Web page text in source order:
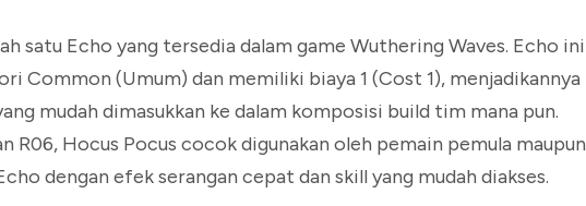
satu Echo yang tersedia dalam game Wuthering Waves. Echo ini
Common (Umum) dan memiliki biaya 1 (Cost 1), menjadikannya
mudah dimasukkan ke dalam komposisi build tim mana pun.
R06, Hocus Pocus cocok digunakan oleh pemain pemula maupun
dengan efek serangan cepat dan skill yang mudah diakses.